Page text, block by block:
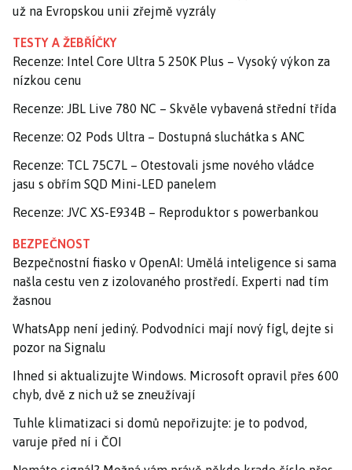
už na Evropskou unii zřejmě vyzrály
TESTY A ŽEBŘÍČKY
Recenze: Intel Core Ultra 5 250K Plus – Vysoký výkon za
nízkou cenu
Recenze: JBL Live 780 NC – Skvěle vybavená střední třída
Recenze: O2 Pods Ultra – Dostupná sluchátka s ANC
Recenze: TCL 75C7L – Otestovali jsme nového vládce
jasu s obřím SQD Mini-LED panelem
Recenze: JVC XS-E934B – Reproduktor s powerbankou
BEZPEČNOST
Bezpečnostní fiasko v OpenAI: Umělá inteligence si sama
našla cestu ven z izolovaného prostředí. Experti nad tím
žasnou
WhatsApp není jediný. Podvodníci mají nový fígl, dejte si
pozor na Signalu
Ihned si aktualizujte Windows. Microsoft opravil přes 600
chyb, dvě z nich už se zneužívají
Tuhle klimatizaci si domů nepořizujte: je to podvod,
varuje před ní i ČOI